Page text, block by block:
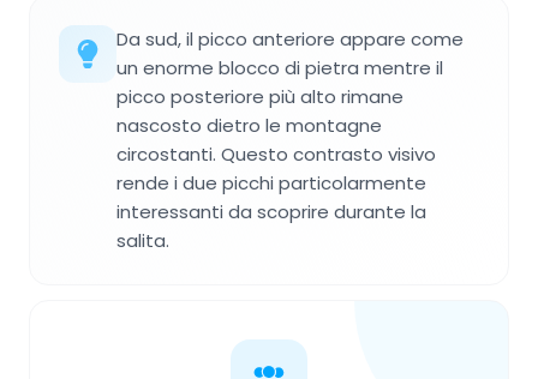
Da sud, il picco anteriore appare come
un enorme blocco di pietra mentre il
picco posteriore più alto rimane
nascosto dietro le montagne
circostanti. Questo contrasto visivo
rende i due picchi particolarmente
interessanti da scoprire durante la
salita.